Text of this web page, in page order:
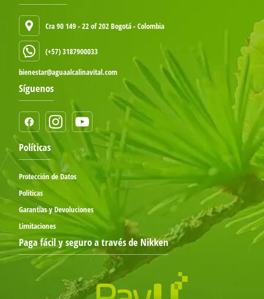
Cra 90 149 - 22 of 202 Bogotá - Colombia
(+57) 3187900033
bienestar@aguaalcalinavital.com
Síguenos
Políticas
Protección de Datos
Politicas
Garantías y Devoluciones
Limitaciones
Paga fácil y seguro a través de Nikken